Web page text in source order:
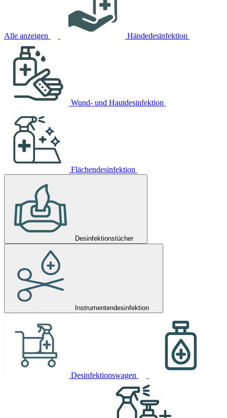
Alle anzeigen Händedesinfektion
Wund- und Hautdesinfektion
Flächendesinfektion
Desinfektionstücher
Instrumentendesinfektion
Desinfektionswagen